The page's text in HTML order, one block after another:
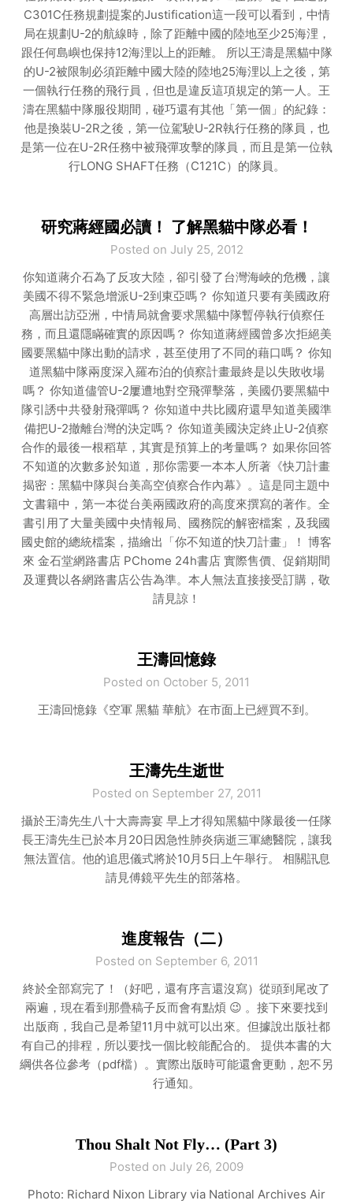
C301C任務規劃提案的Justification這一段可以看到，中情
局在規劃U-2的航線時，除了距離中國的陸地至少25海浬，
跟任何島嶼也保持12海浬以上的距離。 所以王濤是黑貓中隊
的U-2被限制必須距離中國大陸的陸地25海浬以上之後，第
一個執行任務的飛行員，但也是違反這項規定的第一人。王
濤在黑貓中隊服役期間，碰巧還有其他「第一個」的紀錄：
他是換裝U-2R之後，第一位駕駛U-2R執行任務的隊員，也
是第一位在U-2R任務中被飛彈攻擊的隊員，而且是第一位執
行LONG SHAFT任務（C121C）的隊員。
研究蔣經國必讀！ 了解黑貓中隊必看！
Posted on July 25, 2012
你知道蔣介石為了反攻大陸，卻引發了台灣海峽的危機，讓
美國不得不緊急增派U-2到東亞嗎？ 你知道只要有美國政府
高層出訪亞洲，中情局就會要求黑貓中隊暫停執行偵察任
務，而且還隱瞞確實的原因嗎？ 你知道蔣經國曾多次拒絕美
國要黑貓中隊出動的請求，甚至使用了不同的藉口嗎？ 你知
道黑貓中隊兩度深入羅布泊的偵察計畫最終是以失敗收場
嗎？ 你知道儘管U-2屢遭地對空飛彈擊落，美國仍要黑貓中
隊引誘中共發射飛彈嗎？ 你知道中共比國府還早知道美國準
備把U-2撤離台灣的決定嗎？ 你知道美國決定終止U-2偵察
合作的最後一根稻草，其實是預算上的考量嗎？ 如果你回答
不知道的次數多於知道，那你需要一本本人所著《快刀計畫
揭密：黑貓中隊與台美高空偵察合作內幕》。這是同主題中
文書籍中，第一本從台美兩國政府的高度來撰寫的著作。全
書引用了大量美國中央情報局、國務院的解密檔案，及我國
國史館的總統檔案，描繪出「你不知道的快刀計畫」！ 博客
來 金石堂網路書店 PChome 24h書店 實際售價、促銷期間
及運費以各網路書店公告為準。本人無法直接接受訂購，敬
請見諒！
王濤回憶錄
Posted on October 5, 2011
王濤回憶錄《空軍 黑貓 華航》在市面上已經買不到。
王濤先生逝世
Posted on September 27, 2011
攝於王濤先生八十大壽壽宴 早上才得知黑貓中隊最後一任隊
長王濤先生已於本月20日因急性肺炎病逝三軍總醫院，讓我
無法置信。他的追思儀式將於10月5日上午舉行。 相關訊息
請見傅鏡平先生的部落格。
進度報告（二）
Posted on September 6, 2011
終於全部寫完了！（好吧，還有序言還沒寫）從頭到尾改了
兩遍，現在看到那疊稿子反而會有點煩 😉 。接下來要找到
出版商，我自己是希望11月中就可以出來。但據說出版社都
有自己的排程，所以要找一個比較能配合的。 提供本書的大
綱供各位參考（pdf檔）。實際出版時可能還會更動，恕不另
行通知。
Thou Shalt Not Fly… (Part 3)
Posted on July 26, 2009
Photo: Richard Nixon Library via National Archives Air